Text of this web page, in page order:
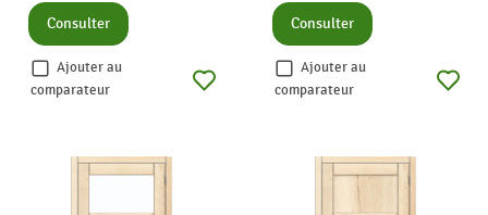
Consulter
Ajouter au
comparateur
Consulter
Ajouter au
comparateur